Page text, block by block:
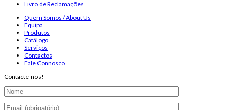
Livro de Reclamações
Quem Somos / About Us
Equipa
Produtos
Catálogo
Serviços
Contactos
Fale Connosco
Contacte-nos!